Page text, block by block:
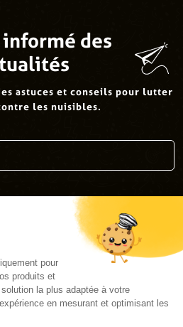
informé des
astuces et conseils pour lutter
les nuisibles.
de confidentialité.*
Suivez-nous